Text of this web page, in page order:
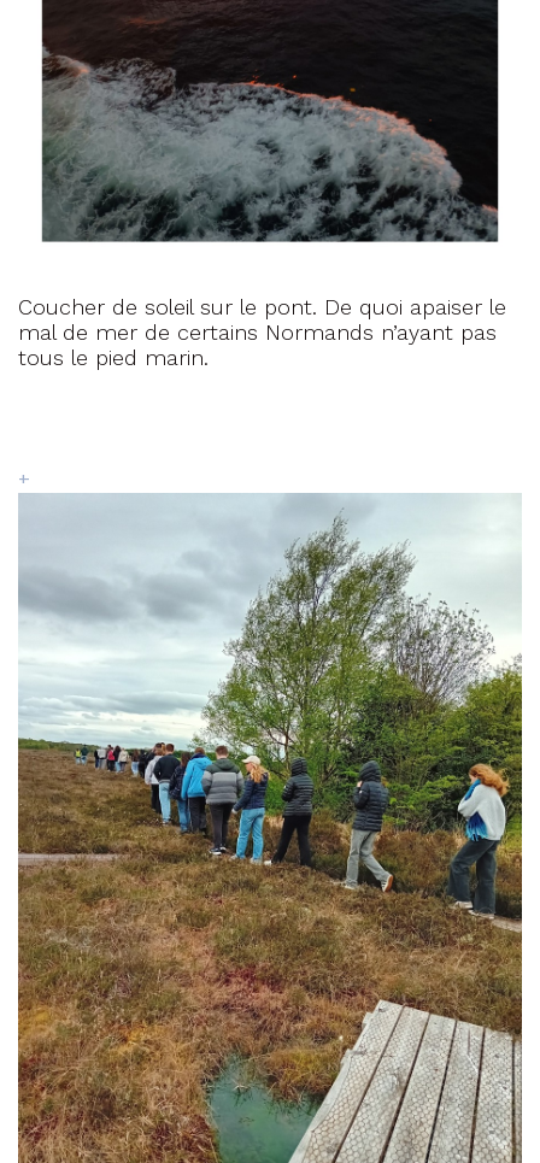
Coucher de soleil sur le pont. De quoi apaiser le
mal de mer de certains Normands n’ayant pas
tous le pied marin.
+